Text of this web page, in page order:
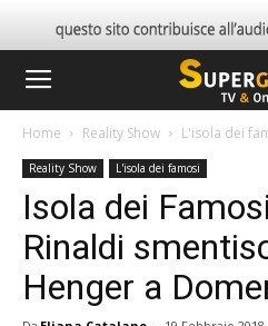
Home Reality Show L'isola dei
Reality Show L'isola dei famosi
Isola dei
Rinaldi
Henger a